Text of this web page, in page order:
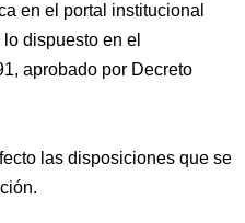
en el portal institucional
dispuesto en el
aprobado por Decreto
las disposiciones que se